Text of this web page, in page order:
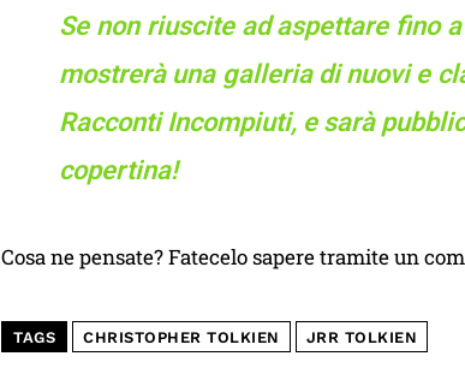
Se non riuscite ad aspettare fino
mostrerà una galleria di nuovi e
Racconti Incompiuti, e sarà
copertina!
Cosa ne pensate? Fatecelo sapere tramite un
TAGS CHRISTOPHER TOLKIEN JRR TOLKIEN